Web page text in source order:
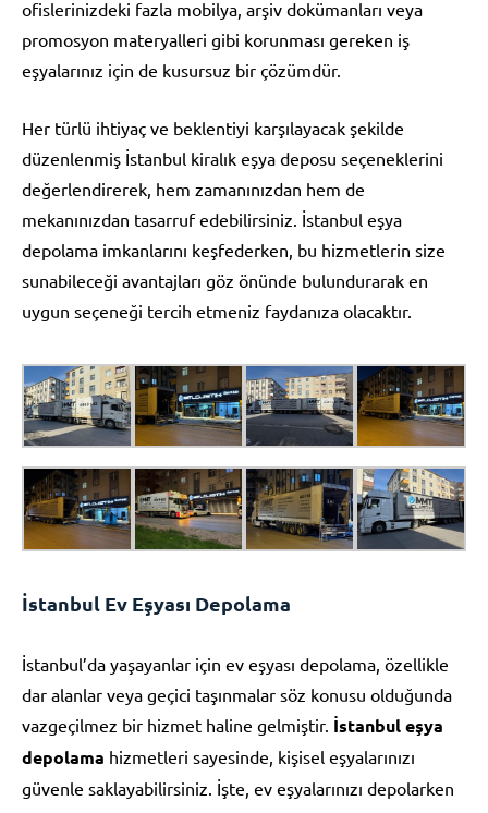
ofislerinizdeki fazla mobilya, arşiv dokümanları veya
promosyon materyalleri gibi korunması gereken iş
eşyalarınız için de kusursuz bir çözümdür.
Her türlü ihtiyaç ve beklentiyi karşılayacak şekilde
düzenlenmiş İstanbul kiralık eşya deposu seçeneklerini
değerlendirerek, hem zamanınızdan hem de
mekanınızdan tasarruf edebilirsiniz. İstanbul eşya
depolama imkanlarını keşfederken, bu hizmetlerin size
sunabileceği avantajları göz önünde bulundurarak en
uygun seçeneği tercih etmeniz faydanıza olacaktır.
İstanbul Ev Eşyası Depolama
İstanbul’da yaşayanlar için ev eşyası depolama, özellikle
dar alanlar veya geçici taşınmalar söz konusu olduğunda
vazgeçilmez bir hizmet haline gelmiştir. İstanbul eşya
depolama hizmetleri sayesinde, kişisel eşyalarınızı
güvenle saklayabilirsiniz. İşte, ev eşyalarınızı depolarken